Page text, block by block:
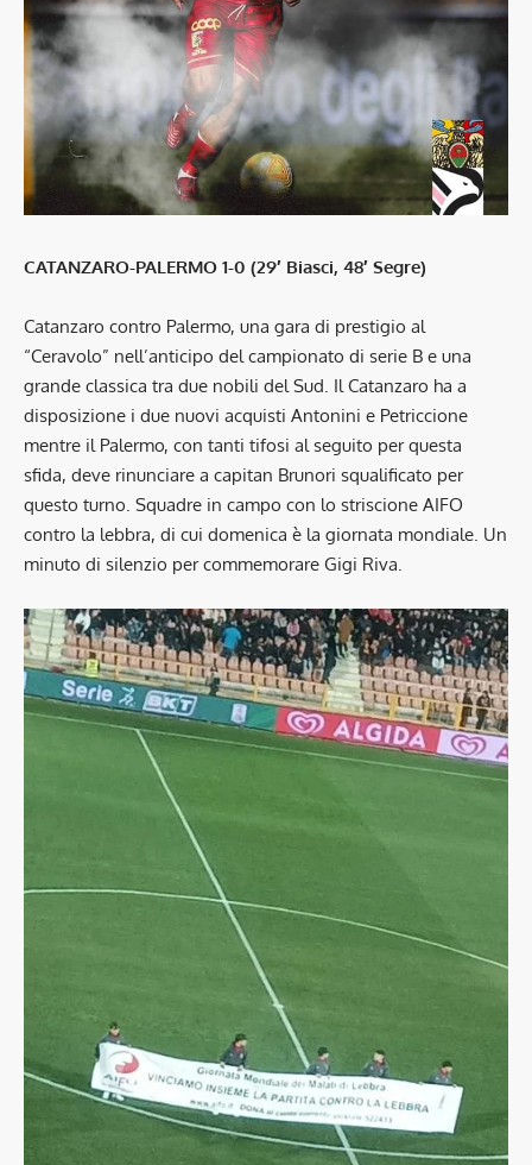
CATANZARO-PALERMO 1-0 (29′ Biasci, 48′ Segre)
Catanzaro contro Palermo, una gara di prestigio al
“Ceravolo” nell’anticipo del campionato di serie B e una
grande classica tra due nobili del Sud. Il Catanzaro ha a
disposizione i due nuovi acquisti Antonini e Petriccione
mentre il Palermo, con tanti tifosi al seguito per questa
sfida, deve rinunciare a capitan Brunori squalificato per
questo turno. Squadre in campo con lo striscione AIFO
contro la lebbra, di cui domenica è la giornata mondiale. Un
minuto di silenzio per commemorare Gigi Riva.